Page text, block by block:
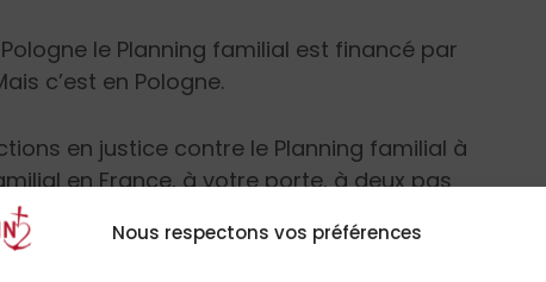
Nous respectons vos préférences
le Planning familial est financé par
c’est en Pologne.
en justice contre le Planning familial à
en France, à votre porte, à deux pas
à lire